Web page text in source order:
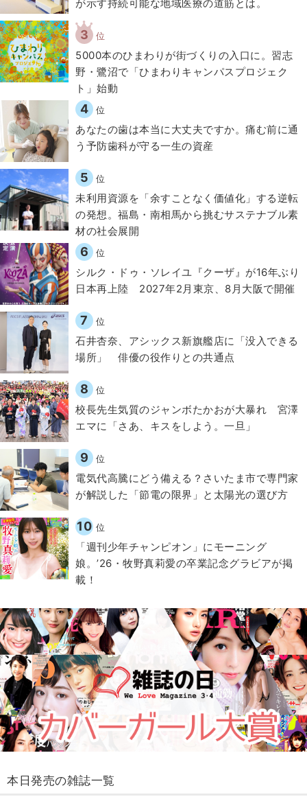
が示す持続可能な地域医療の道筋とは。
3 位
5000本のひまわりが街づくりの入口に。習志
野・鷺沼で「ひまわりキャンパスプロジェク
ト」始動
4 位
​あなたの歯は本当に大丈夫ですか。痛む前に通
う予防歯科が守る一生の資産
5 位
​​未利用資源を「余すことなく価値化」する逆転
の発想。福島・南相馬から挑むサステナブル素
材の社会展開​
6 位
シルク・ドゥ・ソレイユ『クーザ』が16年ぶり
日本再上陸 2027年2月東京、8月大阪で開催
7 位
石井杏奈、アシックス新旗艦店に「没入できる
場所」 俳優の役作りとの共通点
8 位
校長先生気質のジャンボたかおが大暴れ 宮澤
エマに「さあ、キスをしよう。一旦」
9 位
電気代高騰にどう備える？さいたま市で専門家
が解説した「節電の限界」と太陽光の選び方
10 位
「週刊少年チャンピオン」にモーニング
娘。’26・牧野真莉愛の卒業記念グラビアが掲
載！
本日発売の雑誌一覧